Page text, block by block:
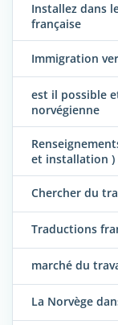
Installez dans
française
Immigration
est il possible
norvégienne
et installation )
Chercher du
Traductions
marché du
La Norvège